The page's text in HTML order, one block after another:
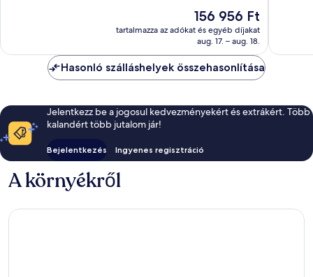
Az
ár
156 956 Ft
156 956 Ft
tartalmazza az adókat és egyéb díjakat
aug. 17. – aug. 18.
Hasonló szálláshelyek összehasonlítása
Jelentkezz be a jogosul kedvezményekért és extrákért. Több
kalandért több jutalom jár!
Bejelentkezés Ingyenes regisztráció
A környékről